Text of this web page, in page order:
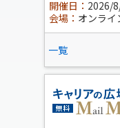
開催日： 2026/
会場： オンライ
一覧